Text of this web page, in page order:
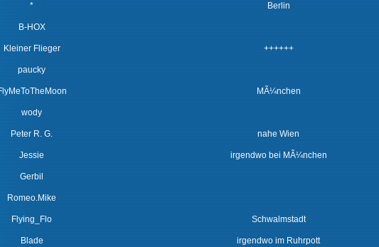
* Berlin
B-HOX
Kleiner Flieger ++++++
paucky
MÃ¼nchen
wody
Peter R. G. nahe Wien
Jessie irgendwo bei MÃ¼nchen
Gerbil
Romeo.Mike
Flying_Flo Schwalmstadt
Blade irgendwo im Ruhrpott